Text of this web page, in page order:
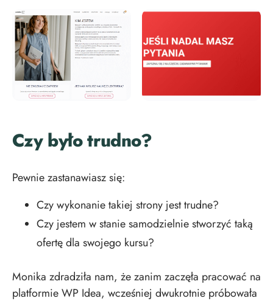
Czy było trudno?
Pewnie zastanawiasz się:
Czy wykonanie takiej strony jest trudne?
Czy jestem w stanie samodzielnie stworzyć taką
ofertę dla swojego kursu?
Monika zdradziła nam, że zanim zaczęła pracować na
platformie WP Idea, wcześniej dwukrotnie próbowała